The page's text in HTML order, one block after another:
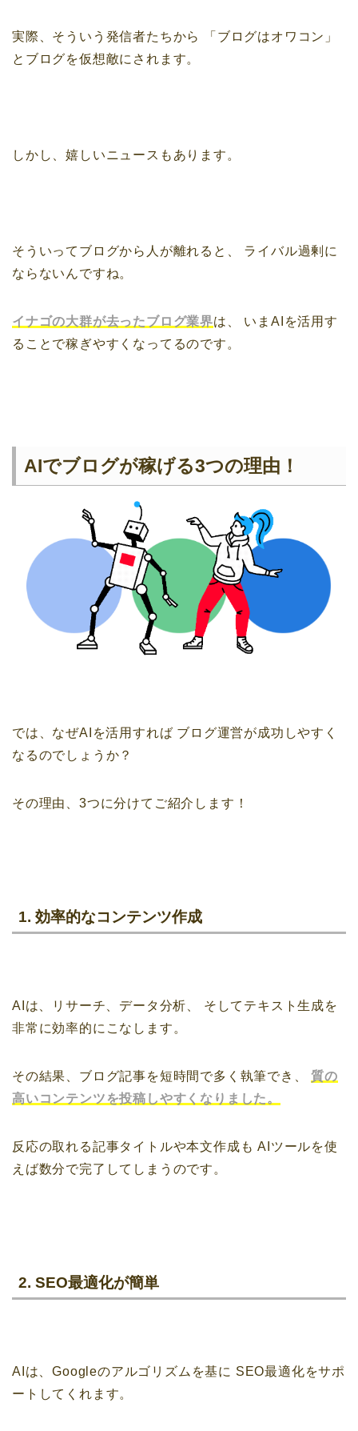
実際、そういう発信者たちから
「ブログはオワコン」
とブログを仮想敵にされます。
しかし、嬉しいニュースもあります。
そういってブログから人が離れると、
ライバル過剰に
ならないんですね。
イナゴの大群が去ったブログ業界は、
いまAIを活用す
ることで稼ぎやすくなってるのです。
AIでブログが稼げる3つの理由！
では、なぜAIを活用すれば ブログ運営が成功しやすく
なるのでしょうか？
その理由、3つに分けてご紹介します！
1. 効率的なコンテンツ作成
AIは、リサーチ、データ分析、
そしてテキスト生成を
非常に効率的にこなします。
その結果、ブログ記事を短時間で多く執筆でき、
質の
高いコンテンツを投稿しやすくなりました。
反応の取れる記事タイトルや本文作成も AIツールを使
えば数分で完了してしまうのです。
2. SEO最適化が簡単
AIは、Googleのアルゴリズムを基に SEO最適化をサポ
ートしてくれます。